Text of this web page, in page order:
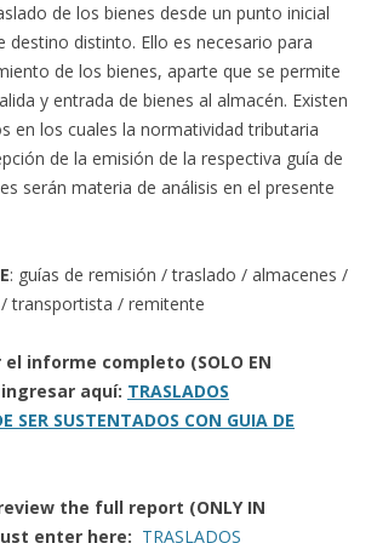
de los bienes desde un punto inicial
destino distinto. Ello es necesario para
de los bienes, aparte que se permite
y entrada de bienes al almacén. Existen
en los cuales la normatividad tributaria
de la emisión de la respectiva guía de
serán materia de análisis en el presente
: guías de remisión / traslado / almacenes /
transportista / remitente
informe completo (SOLO EN
ingresar aquí: TRASLADOS
SER SUSTENTADOS CON GUIA DE
the full report (ONLY IN
enter here: TRASLADOS